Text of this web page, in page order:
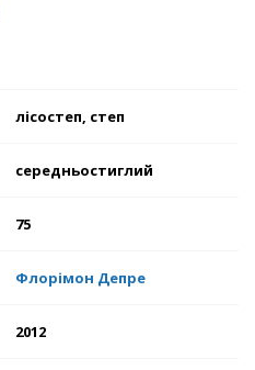
лісостеп, степ
середньостиглий
75
Флорімон Депре
2012